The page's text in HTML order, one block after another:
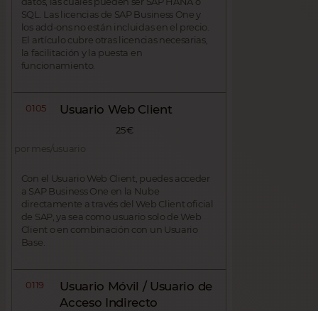
SQL. Las licencias de SAP Business One y
los add-ons no están incluidas en el precio.
El artículo cubre otras licencias necesarias,
la facilitación y la puesta en
funcionamiento.
0105 Usuario Web Client
25 €
por mes/usuario
Con el Usuario Web Client, puedes acceder
a SAP Business One en la Nube
directamente a través del Web Client oficial
de SAP, ya sea como usuario solo de Web
Client o en combinación con un Usuario
Base.
0119
Usuario Móvil / Usuario de
Acceso Indirecto